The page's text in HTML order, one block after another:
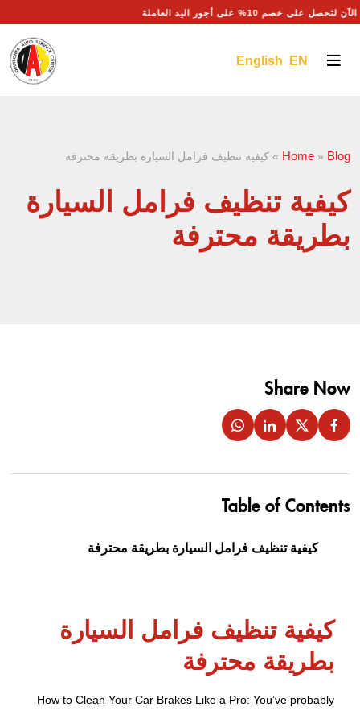
على خصم 10% على أجور اليد العاملة
English EN
Home » Blog
» كيفية تنظيف فرامل السيارة بطريقة محترفة
كيفية تنظيف فرامل السيارة
بطريقة محترفة
Share Now
Table of Contents
كيفية تنظيف فرامل السيارة بطريقة محترفة
كيفية تنظيف فرامل السيارة
بطريقة محترفة
How to Clean Your Car Brakes Like a Pro: You’ve probably